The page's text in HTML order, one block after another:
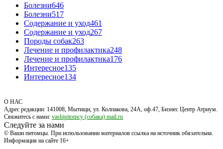
Болезни646
Болезни517
Содержание и уход461
Содержание и уход267
Породы собак263
Лечение и профилактика248
Лечение и профилактика176
Интересное135
Интересное134
О НАС
Адрес редакции: 141008, Мытищи, ул. Колпакова, 24А, оф.47, Бизнес Центр Атриум.
Свяжитесь с нами: vashipitomcy (собака) mail.ru
Следуйте за нами
© Ваши питомцы. При использовании материалов ссылка на источник обязательна.
Информация на сайте 16+